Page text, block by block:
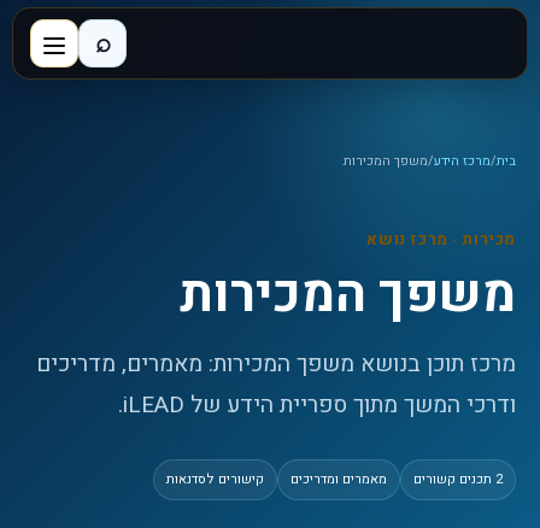
⌕
בית/מרכז הידע/משפך המכירות
מכירות· מרכז נושא
משפך המכירות
מרכז תוכן בנושא משפך המכירות: מאמרים, מדריכים
ודרכי המשך מתוך ספריית הידע של iLEAD.
2 תכנים קשורים מאמרים ומדריכים קישורים לסדנאות